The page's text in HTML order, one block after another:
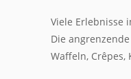
Viele Erlebnisse
Die
Waffeln,